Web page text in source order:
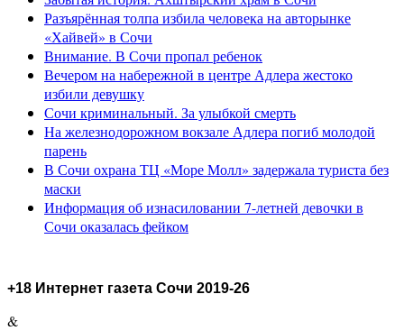
Разъярённая толпа избила человека на авторынке
«Хайвей» в Сочи
Внимание. В Сочи пропал ребенок
Вечером на набережной в центре Адлера жестоко
избили девушку
Сочи криминальный. За улыбкой смерть
На железнодорожном вокзале Адлера погиб молодой
парень
В Сочи охрана ТЦ «Море Молл» задержала туриста без
маски
Информация об изнасиловании 7-летней девочки в
Сочи оказалась фейком
+18 Интернет газета Сочи 2019-26
&